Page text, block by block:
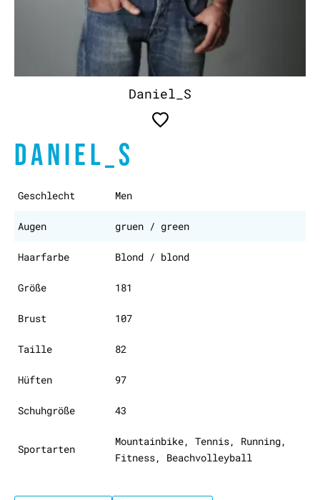
Daniel_S
DANIEL_S
Geschlecht Men
Augen gruen / green
Haarfarbe Blond / blond
Größe 181
Brust 107
Taille 82
Hüften 97
Schuhgröße 43
Sportarten
Mountainbike, Tennis, Running,
Fitness, Beachvolleyball